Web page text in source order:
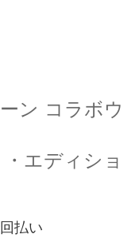
ン コラボウ
エディショ
払い